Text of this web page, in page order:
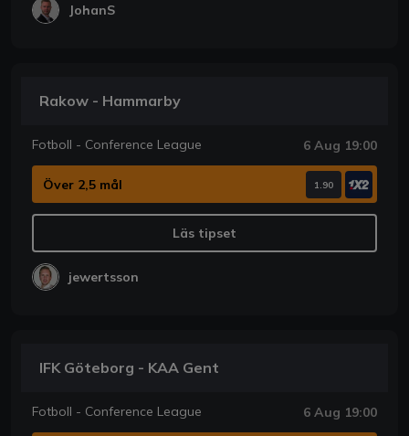
JohanS
Rakow - Hammarby
Fotboll - Conference League 6 Aug 19:00
Över 2,5 mål 1.90
Läs tipset
jewertsson
IFK Göteborg - KAA Gent
Fotboll - Conference League 6 Aug 19:00